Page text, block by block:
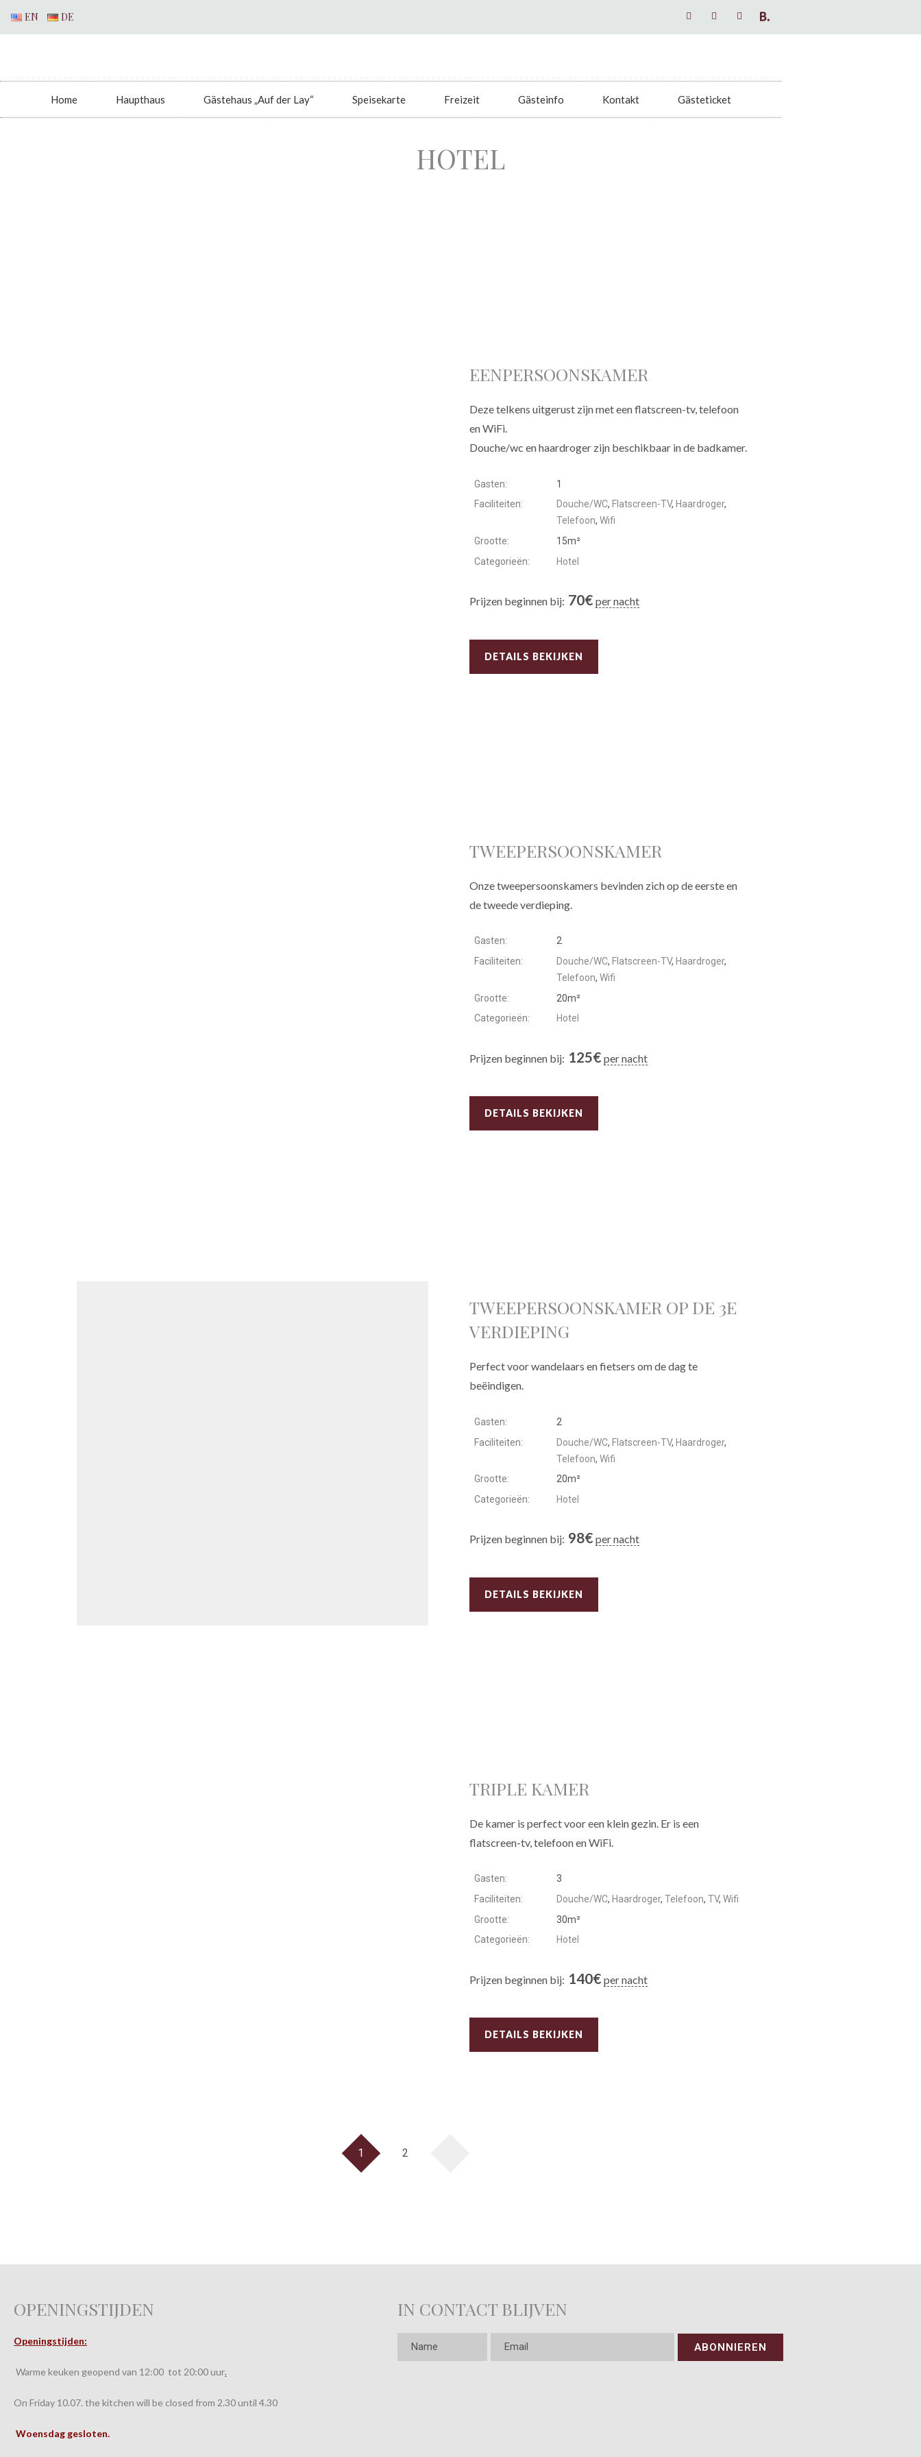
EN DE
Home Haupthaus Gästehaus „Auf der Lay“ Speisekarte Freizeit Gästeinfo Kontakt Gästeticket
HOTEL
EENPERSOONSKAMER
Deze telkens uitgerust zijn met een flatscreen-tv, telefoon
en WiFi.
Douche/wc en haardroger zijn beschikbaar in de badkamer.
Gasten:
1
Faciliteiten:
Douche/WC, Flatscreen-TV, Haardroger,
Telefoon, Wifi
Grootte:
15m²
Categorieën:
Hotel
Prijzen beginnen bij: 70€ per nacht
DETAILS BEKIJKEN
TWEEPERSOONSKAMER
Onze tweepersoonskamers bevinden zich op de eerste en
de tweede verdieping.
Gasten:
2
Faciliteiten:
Douche/WC, Flatscreen-TV, Haardroger,
Telefoon, Wifi
Grootte:
20m²
Categorieën:
Hotel
Prijzen beginnen bij: 125€ per nacht
DETAILS BEKIJKEN
TWEEPERSOONSKAMER OP DE 3E
VERDIEPING
Perfect voor wandelaars en fietsers om de dag te
beëindigen.
Gasten:
2
Faciliteiten:
Douche/WC, Flatscreen-TV, Haardroger,
Telefoon, Wifi
Grootte:
20m²
Categorieën:
Hotel
Prijzen beginnen bij: 98€ per nacht
DETAILS BEKIJKEN
TRIPLE KAMER
De kamer is perfect voor een klein gezin. Er is een
flatscreen-tv, telefoon en WiFi.
Gasten:
3
Faciliteiten:
Douche/WC, Haardroger, Telefoon, TV, Wifi
Grootte:
30m²
Categorieën:
Hotel
Prijzen beginnen bij: 140€ per nacht
DETAILS BEKIJKEN
1 2
OPENINGSTIJDEN
Openingstijden:
Warme keuken geopend van 12:00 tot 20:00 uur.
On Friday 10.07. the kitchen will be closed from 2.30 until 4.30
Woensdag gesloten.
IN CONTACT BLIJVEN
ABONNIEREN